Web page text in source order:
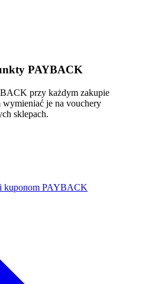
PAYBACK
przy każdym zakupie
wymieniać je na vouchery
sklepach.
kuponom PAYBACK